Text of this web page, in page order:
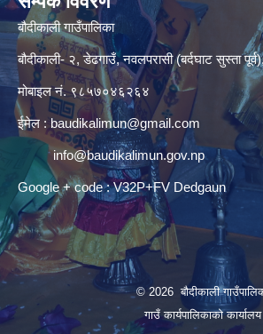
बौदीकाली गाउँपालिका
बौदीकाली- २, डेढगाउँ, नवलपरासी (बर्दघाट सुस्ता
मोबाइल नं. ९८५७०४६२६४
ईमेल : baudikalimun@gmail.com
info@baudikalimun.gov.np
Google + code : V32P+FV Dedgaun
© 2026 बौदीकाली
गाउँ कार्यपालिकाको कार्यालय